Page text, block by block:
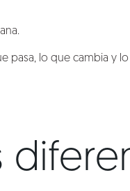
pasa, lo que cambia y